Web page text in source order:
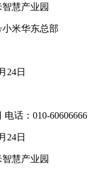
慧产业园
米华东总部
24日
话：010-60606666
24日
慧产业园